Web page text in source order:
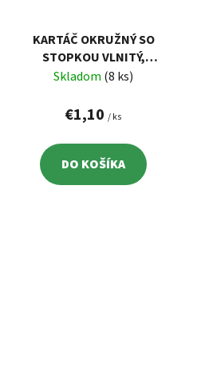
KARTÁČ OKRUŽNÝ SO
STOPKOU VLNITÝ,
POMOSADZENÝ DRÔT
PR.6MM
Skladom (8 ks)
€1,10 / ks
DO KOŠÍKA